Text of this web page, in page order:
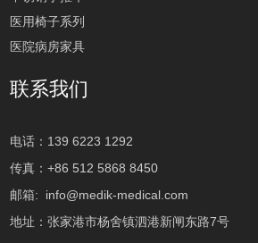
医用椅子系列
医院病房家具
联系我们
电话：139 6223 1292
传真：+86 512 5868 8450
邮箱: info@medik-medical.com
地址：张家港市杨舍镇泗港新闸东路7号